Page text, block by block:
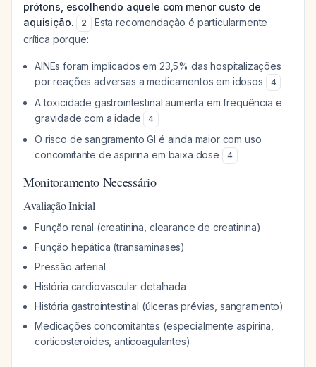
prótons, escolhendo aquele com menor custo de
aquisição.
2
Esta recomendação é particularmente
crítica porque:
AINEs foram implicados em 23,5% das hospitalizações
por reações adversas a medicamentos em idosos
4
A toxicidade gastrointestinal aumenta em frequência e
gravidade com a idade
4
O risco de sangramento GI é ainda maior com uso
concomitante de aspirina em baixa dose
4
Monitoramento Necessário
Avaliação Inicial
Função renal (creatinina, clearance de creatinina)
Função hepática (transaminases)
Pressão arterial
História cardiovascular detalhada
História gastrointestinal (úlceras prévias, sangramento)
Medicações concomitantes (especialmente aspirina,
corticosteroides, anticoagulantes)